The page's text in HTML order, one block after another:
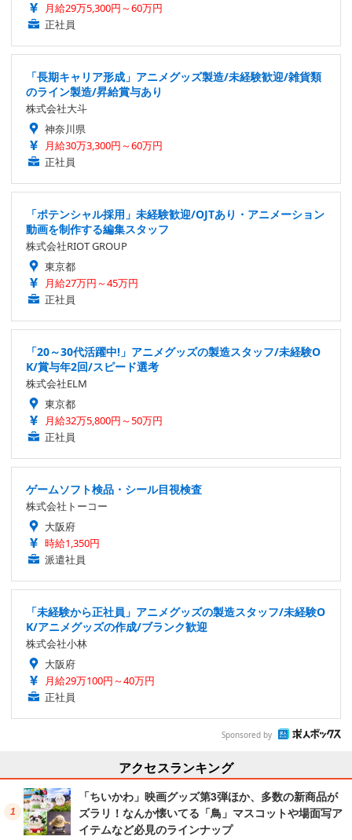
月給29万5,300円～60万円
正社員
「長期キャリア形成」アニメグッズ製造/未経験歓迎/雑貨類
のライン製造/昇給賞与あり
株式会社大斗
神奈川県
月給30万3,300円～60万円
正社員
「ポテンシャル採用」未経験歓迎/OJTあり・アニメーション
動画を制作する編集スタッフ
株式会社RIOT GROUP
東京都
月給27万円～45万円
正社員
「20～30代活躍中!」アニメグッズの製造スタッフ/未経験O
K/賞与年2回/スピード選考
株式会社ELM
東京都
月給32万5,800円～50万円
正社員
ゲームソフト検品・シール目視検査
株式会社トーコー
大阪府
時給1,350円
派遣社員
「未経験から正社員」アニメグッズの製造スタッフ/未経験O
K/アニメグッズの作成/ブランク歓迎
株式会社小林
大阪府
月給29万100円～40万円
正社員
Sponsored by
アクセスランキング
「ちいかわ」映画グッズ第3弾ほか、多数の新商品が
ズラリ！なんか懐いてる「鳥」マスコットや場面写ア
イテムなど必見のラインナップ